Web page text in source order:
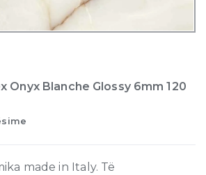
Onyx Blanche Glossy 6mm 120
made in Italy. Të